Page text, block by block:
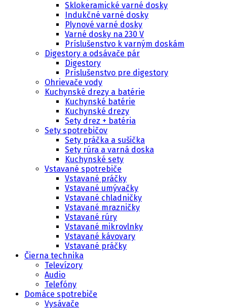
Sklokeramické varné dosky
Indukčné varné dosky
Plynové varné dosky
Varné dosky na 230 V
Príslušenstvo k varným doskám
Digestory a odsávače pár
Digestory
Príslušenstvo pre digestory
Ohrievače vody
Kuchynské drezy a batérie
Kuchynské batérie
Kuchynské drezy
Sety drez + batéria
Sety spotrebičov
Sety práčka a sušička
Sety rúra a varná doska
Kuchynské sety
Vstavané spotrebiče
Vstavané práčky
Vstavané umývačky
Vstavané chladničky
Vstavané mrazničky
Vstavané rúry
Vstavané mikrovlnky
Vstavané kávovary
Vstavané práčky
Čierna technika
Televízory
Audio
Telefóny
Domáce spotrebiče
Vysávače